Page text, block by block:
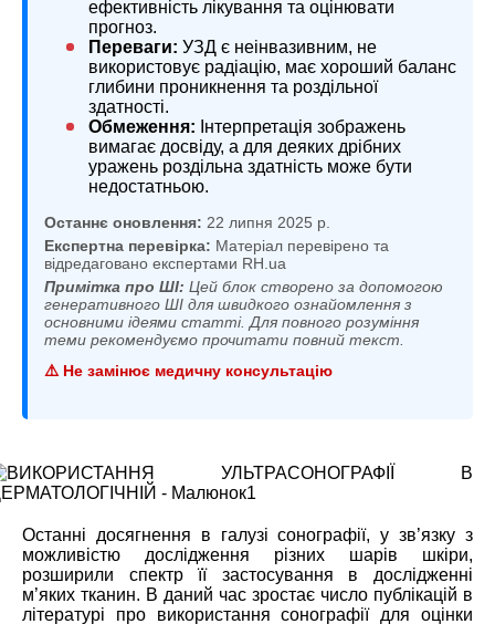
ефективність лікування та оцінювати
прогноз.
Переваги: УЗД є неінвазивним, не
використовує радіацію, має хороший баланс
глибини проникнення та роздільної
здатності.
Обмеження: Інтерпретація зображень
вимагає досвіду, а для деяких дрібних
уражень роздільна здатність може бути
недостатньою.
Останнє оновлення: 22 липня 2025 р.
Експертна перевірка: Матеріал перевірено та
відредаговано експертами RH.ua
Примітка про ШІ: Цей блок створено за допомогою
генеративного ШІ для швидкого ознайомлення з
основними ідеями статті. Для повного розуміння
теми рекомендуємо прочитати повний текст.
⚠️ Не замінює медичну консультацію
Останні досягнення в галузі сонографії, у зв’язку з
можливістю дослідження різних шарів шкіри,
розширили спектр її застосування в дослідженні
м’яких тканин. В даний час зростає число публікацій в
літературі про використання сонографії для оцінки